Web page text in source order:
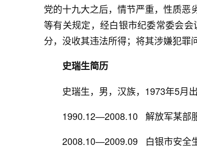
党的十九大之后，情节严重，性质恶
等有关规定，经白银市纪委常委会
分，没收其违法所得；将其涉嫌犯罪
史瑞生简历
史瑞生，男，汉族，1973年5月出
1990.12—2008.10 解放军某部
2008.10—2009.09 白银市安全生